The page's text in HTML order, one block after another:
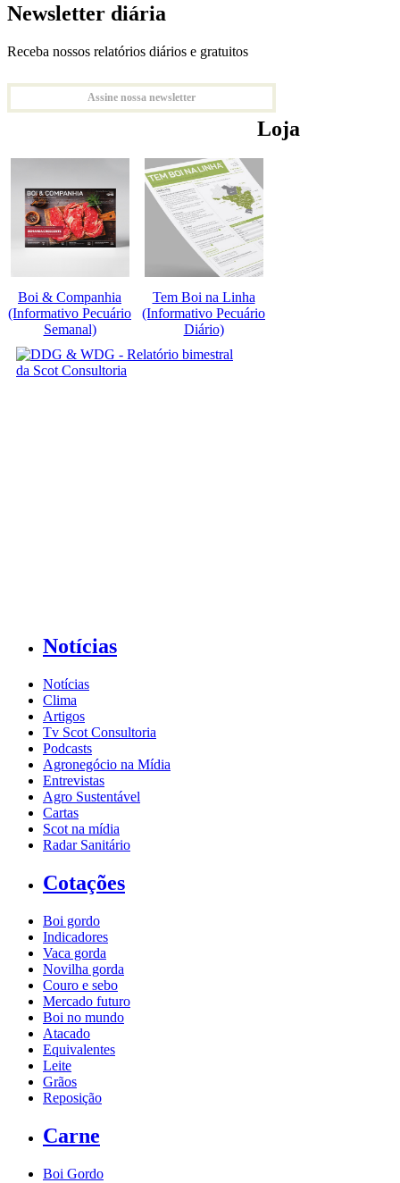
Newsletter diária
Receba nossos relatórios diários e gratuitos
Assine nossa newsletter
Loja
Boi & Companhia
(Informativo Pecuário
Semanal)
Tem Boi na Linha
(Informativo Pecuário
Diário)
Notícias
Notícias
Clima
Artigos
Tv Scot Consultoria
Podcasts
Agronegócio na Mídia
Entrevistas
Agro Sustentável
Cartas
Scot na mídia
Radar Sanitário
Cotações
Boi gordo
Indicadores
Vaca gorda
Novilha gorda
Couro e sebo
Mercado futuro
Boi no mundo
Atacado
Equivalentes
Leite
Grãos
Reposição
Carne
Boi Gordo